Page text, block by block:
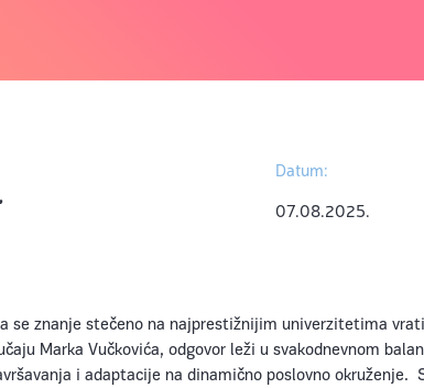
Datum:
07.08.2025.
se znanje stečeno na najprestižnijim univerzitetima
Marka Vučkovića, odgovor leži u svakodnevnom
i adaptacije na dinamično poslovno okruženje.